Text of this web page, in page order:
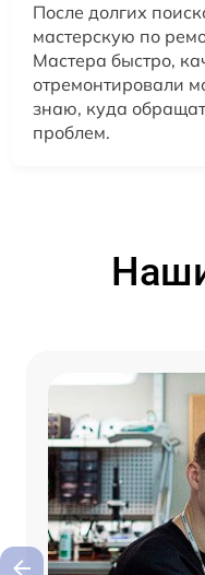
После долгих
мастерскую по
Мастера быстро,
отремонтировали
знаю, куда
проблем.